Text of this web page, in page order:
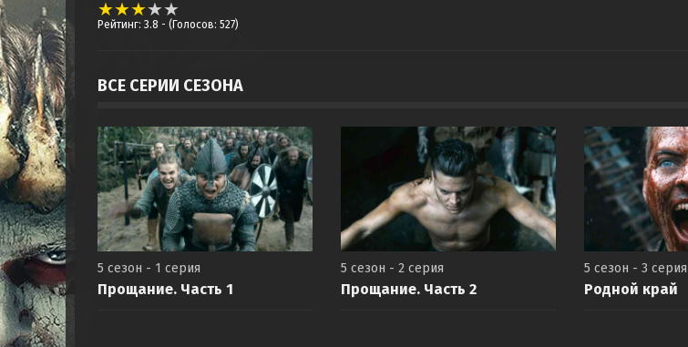
Рейтинг: 3.8 - (Голосов: 527)
ВСЕ СЕРИИ СЕЗОНА
5 сезон - 1 серия
Прощание. Часть 1
5 сезон - 2 серия
Прощание. Часть 2
5 сезон - 3 серия
Родной край